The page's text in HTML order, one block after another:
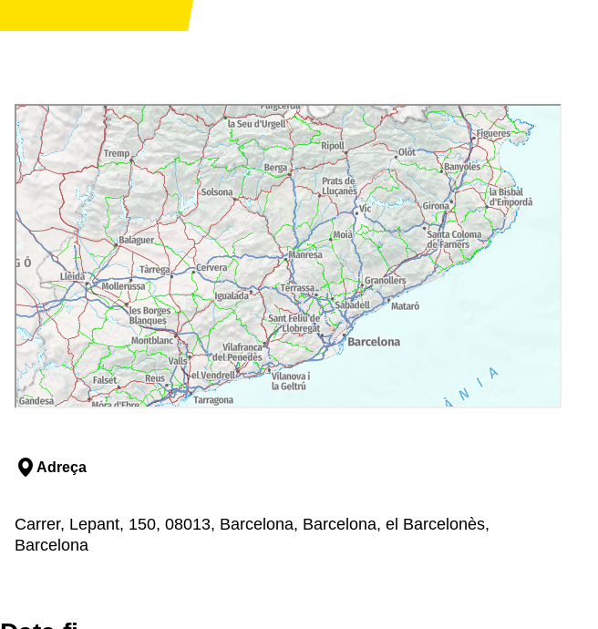
Adreça
Carrer, Lepant, 150, 08013, Barcelona, Barcelona, el Barcelonès,
Barcelona